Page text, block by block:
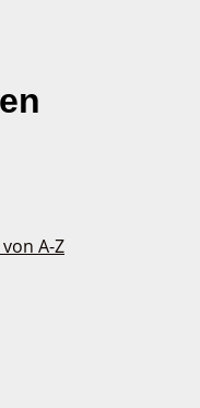
A-Z